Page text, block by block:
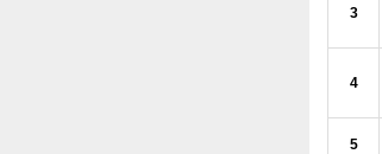
3
4
5